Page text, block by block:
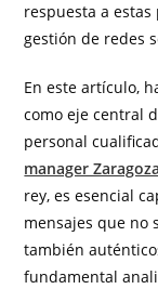
respuesta a
gestión de redes
En este artículo,
como eje central
personal
manager Zaragoza
rey, es esencial
mensajes que no
también
fundamental